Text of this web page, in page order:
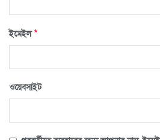
ইমেইল*
ওয়েবসাইট